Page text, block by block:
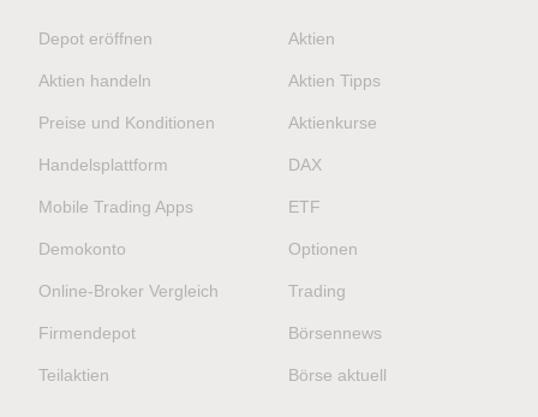
Depot eröffnen
Aktien handeln
Preise und Konditionen
Handelsplattform
Mobile Trading Apps
Demokonto
Online-Broker Vergleich
Firmendepot
Teilaktien
Aktien
Aktien Tipps
Aktienkurse
DAX
ETF
Optionen
Trading
Börsennews
Börse aktuell